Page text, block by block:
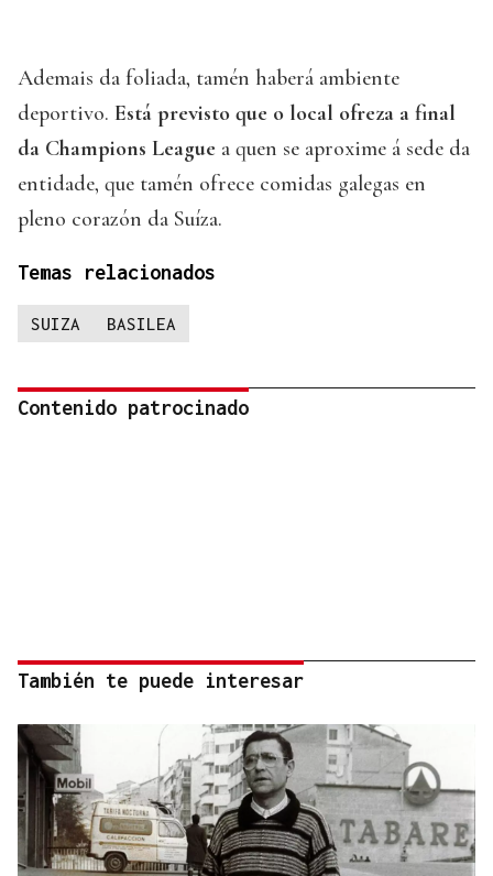
Ademais da foliada, tamén haberá ambiente
deportivo. Está previsto que o local ofreza a final
da Champions League a quen se aproxime á sede da
entidade, que tamén ofrece comidas galegas en
pleno corazón da Suíza.
Temas relacionados
SUIZA BASILEA
Contenido patrocinado
También te puede interesar